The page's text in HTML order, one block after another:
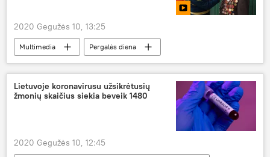
2020 Gegužės 10, 13:25
Multimedia
Pergalės diena
Baltijos šalys
Rusija
Antrasis pasaulinis karas
Lietuvoje koronavirusu užsikrėtusių
žmonių skaičius siekia beveik 1480
2020 Gegužės 10, 12:45